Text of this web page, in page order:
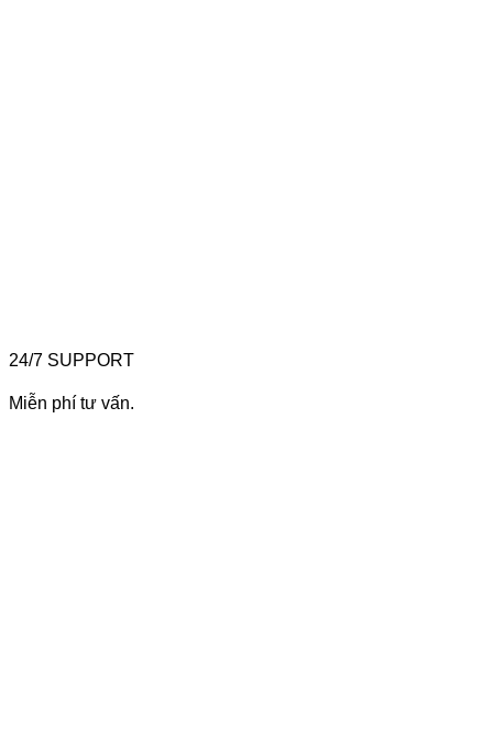
24/7 SUPPORT
Miễn phí tư vấn.